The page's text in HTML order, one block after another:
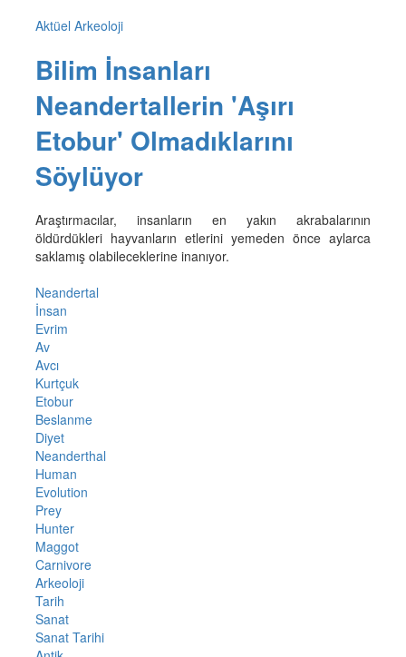
Aktüel Arkeoloji
Bilim İnsanları
Neandertallerin 'Aşırı
Etobur' Olmadıklarını
Söylüyor
Araştırmacılar, insanların en yakın akrabalarının
öldürdükleri hayvanların etlerini yemeden önce aylarca
saklamış olabileceklerine inanıyor.
Neandertal
İnsan
Evrim
Av
Avcı
Kurtçuk
Etobur
Beslanme
Diyet
Neanderthal
Human
Evolution
Prey
Hunter
Maggot
Carnivore
Arkeoloji
Tarih
Sanat
Sanat Tarihi